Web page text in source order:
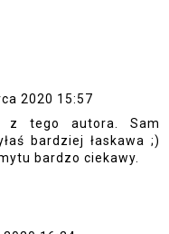
2020 15:57
z tego autora. Sam
bardziej łaskawa ;)
bardzo ciekawy.